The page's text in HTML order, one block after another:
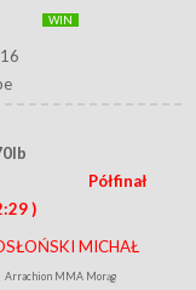
WIN
Półfinał
)
MICHAŁ
Arrachion MMA Morąg